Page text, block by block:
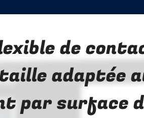
de
adaptée
par surface